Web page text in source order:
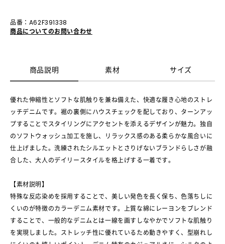
品番：A62F391338
商品についてのお問い合わせ
商品説明 素材 サイズ
優れた伸縮性とソフトな肌触りを兼ね備えた、快適な履き心地のストレ
ッチデニムです。裾の裏側にハウスチェックを配しており、ターンアッ
プすることでスタイリングにアクセントを添えるデザインが魅力。独自
のソフトウォッシュ加工を施し、リラックス感のある柔らかな風合いに
仕上げました。洗練されたシルエットとさりげないブランドらしさが融
合した、大人のデイリースタイルを格上げする一着です。
【素材説明】
特殊な反応染めを採用することで、美しい発色を長く保ち、色落ちしに
くいのが特徴のカラーデニム素材です。上質な綿にレーヨンをブレンド
することで、一般的なデニムとは一線を画すしなやかでソフトな肌触り
を実現しました。ストレッチ性に優れているため動きやすく、型崩れし